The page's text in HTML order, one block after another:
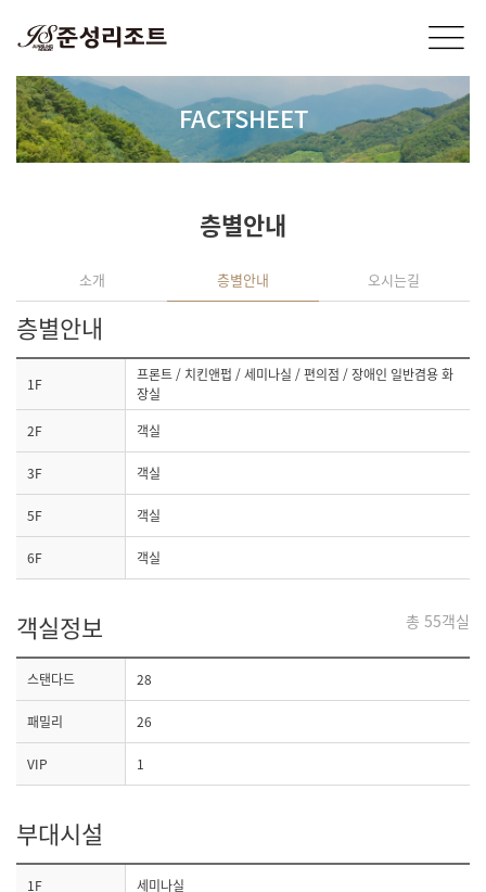
FACTSHEET
층별안내
소개 층별안내 오시는길
층별안내
1F
프론트 / 치킨앤펍 / 세미나실 / 편의점 / 장애인 일반겸용 화
장실
2F
객실
3F 객실
5F 객실
6F 객실
객실정보 총 55객실
스탠다드 28
패밀리 26
VIP 1
부대시설
1F 세미나실